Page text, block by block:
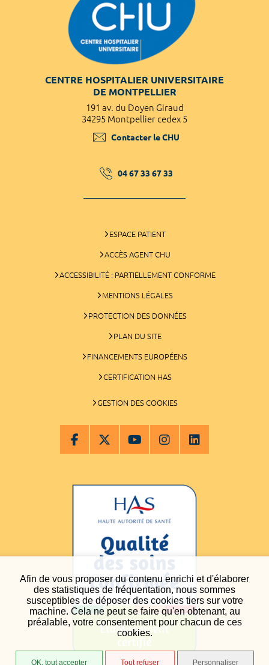
Afin de vous proposer du contenu enrichi et d'élaborer
des statistiques de fréquentation, nous sommes
susceptibles de déposer des cookies tiers sur votre
machine. Cela ne peut se faire qu'en obtenant, au
préalable, votre consentement pour chacun de ces
cookies.
OK, tout accepter Tout refuser Personnaliser
CENTRE HOSPITALIER UNIVERSITAIRE
DE MONTPELLIER
191 av. du Doyen Giraud
34295 Montpellier cedex 5
Contacter le CHU
04 67 33 67 33
ESPACE PATIENT
ACCÈS AGENT CHU
ACCESSIBILITÉ : PARTIELLEMENT CONFORME
MENTIONS LÉGALES
PROTECTION DES DONNÉES
PLAN DU SITE
FINANCEMENTS EUROPÉENS
CERTIFICATION HAS
GESTION DES COOKIES